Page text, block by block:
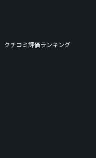
クチコミ評価ランキング